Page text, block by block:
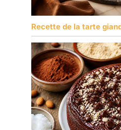
Recette de la tarte